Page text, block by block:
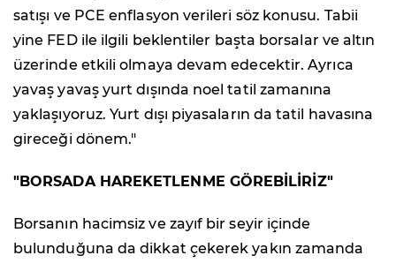
satışı ve PCE enflasyon verileri söz konusu. Tabii
yine FED ile ilgili beklentiler başta borsalar ve altın
üzerinde etkili olmaya devam edecektir. Ayrıca
yavaş yavaş yurt dışında noel tatil zamanına
yaklaşıyoruz. Yurt dışı piyasaların da tatil havasına
gireceği dönem."
"BORSADA HAREKETLENME GÖREBİLİRİZ"
Borsanın hacimsiz ve zayıf bir seyir içinde
bulunduğuna da dikkat çekerek yakın zamanda